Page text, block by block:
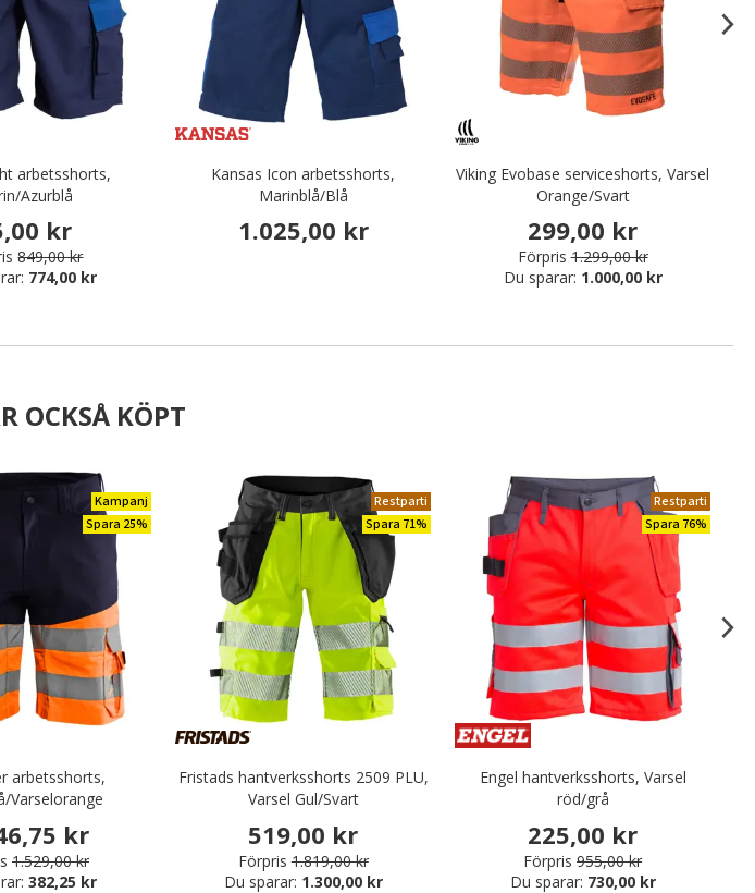
arbetsshorts,
Azurblå
kr
849,00 kr
774,00 kr
Kansas Icon arbetsshorts,
Marinblå/Blå
1.025,00 kr
Viking Evobase serviceshorts, Varsel
Orange/Svart
299,00 kr
Förpris 1.299,00 kr
Du sparar: 1.000,00 kr
OCKSÅ KÖPT
Kampanj
Spara 25%
arbetsshorts,
Varselorange
kr
1.529,00 kr
382,25 kr
Restparti
Spara 71%
Fristads hantverksshorts 2509 PLU,
Varsel Gul/Svart
519,00 kr
Förpris 1.819,00 kr
Du sparar: 1.300,00 kr
Restparti
Spara 76%
Engel hantverksshorts, Varsel
röd/grå
225,00 kr
Förpris 955,00 kr
Du sparar: 730,00 kr